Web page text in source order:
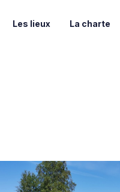
Les lieux La charte